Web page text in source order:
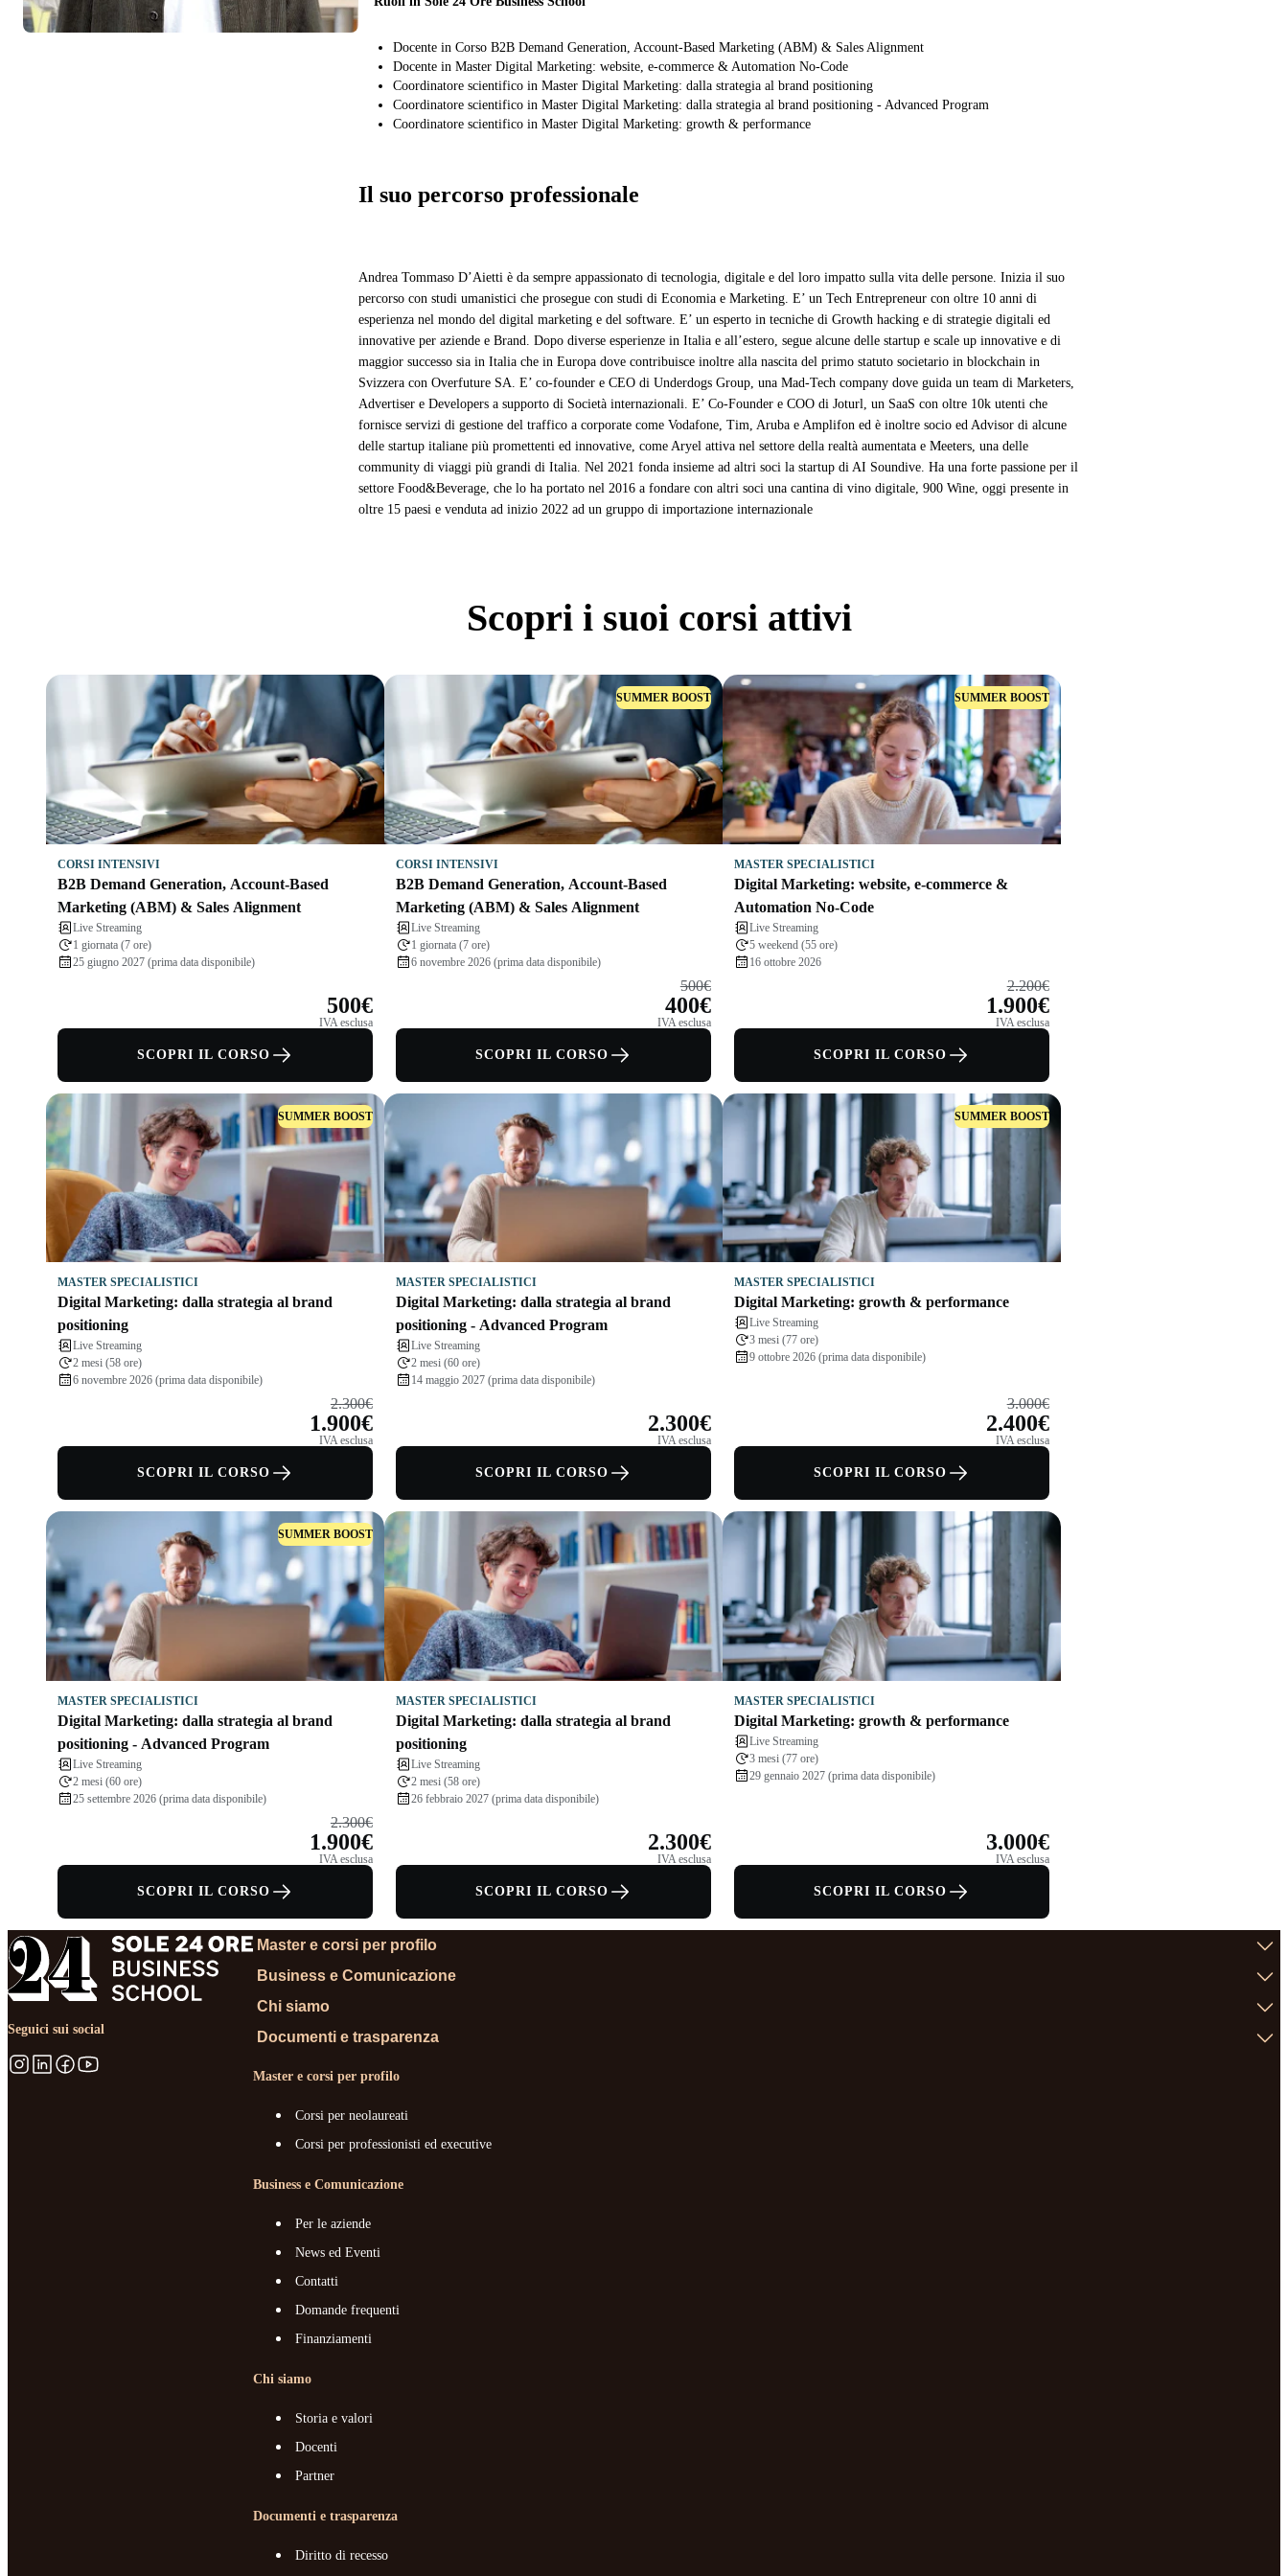
Docente in Corso B2B Demand Generation, Account-Based Marketing (ABM) & Sales Alignment
Docente in Master Digital Marketing: website, e-commerce & Automation No-Code
Coordinatore scientifico in Master Digital Marketing: dalla strategia al brand positioning
Coordinatore scientifico in Master Digital Marketing: dalla strategia al brand positioning - Advanced Program
Coordinatore scientifico in Master Digital Marketing: growth & performance
Il suo percorso professionale
Andrea Tommaso D’Aietti è da sempre appassionato di tecnologia, digitale e del loro impatto sulla vita delle persone. Inizia il suo
percorso con studi umanistici che prosegue con studi di Economia e Marketing. E’ un Tech Entrepreneur con oltre 10 anni di
esperienza nel mondo del digital marketing e del software. E’ un esperto in tecniche di Growth hacking e di strategie digitali ed
innovative per aziende e Brand. Dopo diverse esperienze in Italia e all’estero, segue alcune delle startup e scale up innovative e di
maggior successo sia in Italia che in Europa dove contribuisce inoltre alla nascita del primo statuto societario in blockchain in
Svizzera con Overfuture SA. E’ co-founder e CEO di Underdogs Group, una Mad-Tech company dove guida un team di Marketers,
Advertiser e Developers a supporto di Società internazionali. E’ Co-Founder e COO di Joturl, un SaaS con oltre 10k utenti che
fornisce servizi di gestione del traffico a corporate come Vodafone, Tim, Aruba e Amplifon ed è inoltre socio ed Advisor di alcune
delle startup italiane più promettenti ed innovative, come Aryel attiva nel settore della realtà aumentata e Meeters, una delle
community di viaggi più grandi di Italia. Nel 2021 fonda insieme ad altri soci la startup di AI Soundive. Ha una forte passione per il
settore Food&Beverage, che lo ha portato nel 2016 a fondare con altri soci una cantina di vino digitale, 900 Wine, oggi presente in
oltre 15 paesi e venduta ad inizio 2022 ad un gruppo di importazione internazionale
Scopri i suoi corsi attivi
CORSI INTENSIVI
B2B Demand Generation, Account-Based
Marketing (ABM) & Sales Alignment
Live Streaming
1 giornata (7 ore)
25 giugno 2027 (prima data disponibile)
500€
IVA esclusa
SCOPRI IL CORSO
SUMMER BOOST
CORSI INTENSIVI
B2B Demand Generation, Account-Based
Marketing (ABM) & Sales Alignment
Live Streaming
1 giornata (7 ore)
6 novembre 2026 (prima data disponibile)
500€
400€
IVA esclusa
SCOPRI IL CORSO
SUMMER BOOST
MASTER SPECIALISTICI
Digital Marketing: website, e-commerce &
Automation No-Code
Live Streaming
5 weekend (55 ore)
16 ottobre 2026
2.200€
1.900€
IVA esclusa
SCOPRI IL CORSO
SUMMER BOOST
MASTER SPECIALISTICI
Digital Marketing: dalla strategia al brand
positioning
Live Streaming
2 mesi (58 ore)
6 novembre 2026 (prima data disponibile)
2.300€
1.900€
IVA esclusa
SCOPRI IL CORSO
MASTER SPECIALISTICI
Digital Marketing: dalla strategia al brand
positioning - Advanced Program
Live Streaming
2 mesi (60 ore)
14 maggio 2027 (prima data disponibile)
2.300€
IVA esclusa
SCOPRI IL CORSO
SUMMER BOOST
MASTER SPECIALISTICI
Digital Marketing: growth & performance
Live Streaming
3 mesi (77 ore)
9 ottobre 2026 (prima data disponibile)
3.000€
2.400€
IVA esclusa
SCOPRI IL CORSO
SUMMER BOOST
MASTER SPECIALISTICI
Digital Marketing: dalla strategia al brand
positioning - Advanced Program
Live Streaming
2 mesi (60 ore)
25 settembre 2026 (prima data disponibile)
2.300€
1.900€
IVA esclusa
SCOPRI IL CORSO
MASTER SPECIALISTICI
Digital Marketing: dalla strategia al brand
positioning
Live Streaming
2 mesi (58 ore)
26 febbraio 2027 (prima data disponibile)
2.300€
IVA esclusa
SCOPRI IL CORSO
MASTER SPECIALISTICI
Digital Marketing: growth & performance
Live Streaming
3 mesi (77 ore)
29 gennaio 2027 (prima data disponibile)
3.000€
IVA esclusa
SCOPRI IL CORSO
Seguici sui social
Master e corsi per profilo
Business e Comunicazione
Chi siamo
Documenti e trasparenza
Master e corsi per profilo
Corsi per neolaureati
Corsi per professionisti ed executive
Business e Comunicazione
Per le aziende
News ed Eventi
Contatti
Domande frequenti
Finanziamenti
Chi siamo
Storia e valori
Docenti
Partner
Documenti e trasparenza
Diritto di recesso